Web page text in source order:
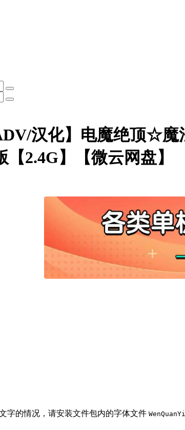
汉化】电魔绝顶☆
2.4G】【微云网盘】
字的情况，请安装文件包内的字体文件